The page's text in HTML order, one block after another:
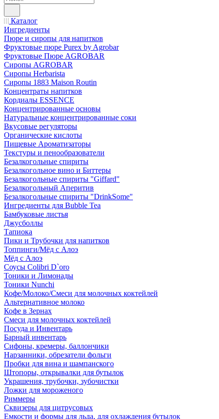
Каталог
Ингредиенты
Пюре и сиропы для напитков
Фруктовые пюре Purex by Agrobar
Фруктовые Пюре AGROBAR
Сиропы AGROBAR
Сиропы Herbarista
Сиропы 1883 Maison Routin
Концентраты напитков
Кордиалы ESSENCE
Концентрированные основы
Натуральные концентрированные соки
Вкусовые регуляторы
Органические кислоты
Пищевые Ароматизаторы
Текстуры и пенообразователи
Безалкогольные спириты
Безалкогольное вино и Биттеры
Безалкогольные спириты "Giffard"
Безалкогольный Аперитив
Безалкогольные спириты "DrinkSome"
Ингредиенты для Bubble Tea
Бамбуковые листья
Джусболлы
Тапиока
Пики и Трубочки для напитков
Топпинги/Мёд с Алоэ
Мёд с Алоэ
Соусы Colibri D`oro
Тоники и Лимонады
Тоники Nunchi
Кофе/Молоко/Смеси для молочных коктейлей
Альтернативное молоко
Кофе в Зернах
Смеси для молочных коктейлей
Посуда и Инвентарь
Барный инвентарь
Сифоны, кремеры, баллончики
Нарзанники, обрезатели фольги
Пробки для вина и шампанского
Штопоры, открывалки для бутылок
Украшения, трубочки, зубочистки
Ложки для мороженого
Риммеры
Сквизеры для цитрусовых
Емкости и формы для льда, для охлаждения бутылок